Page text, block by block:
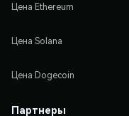
Цена Ethereum
Цена Solana
Цена Dogecoin
Партнеры